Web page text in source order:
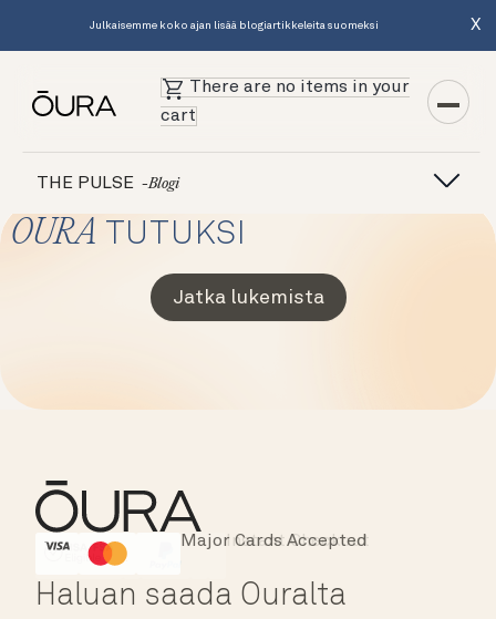
Julkaisemme koko ajan lisää blogiartikkeleita suomeksi X
There are no items in your
cart
THE PULSE -blogi
OURA TUTUKSI
Jatka lukemista
HSA/FSA Eligible
Instant Checkout
Major Cards Accepted
Haluan saada Ouralta